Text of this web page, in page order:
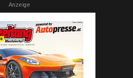
Anzeige